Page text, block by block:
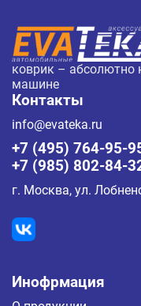
коврик – абсолютно
машине
Контакты
info@evateka.ru
+7 (495) 764-95-
+7 (985) 802-84-
г. Москва, ул.
Инофрмация